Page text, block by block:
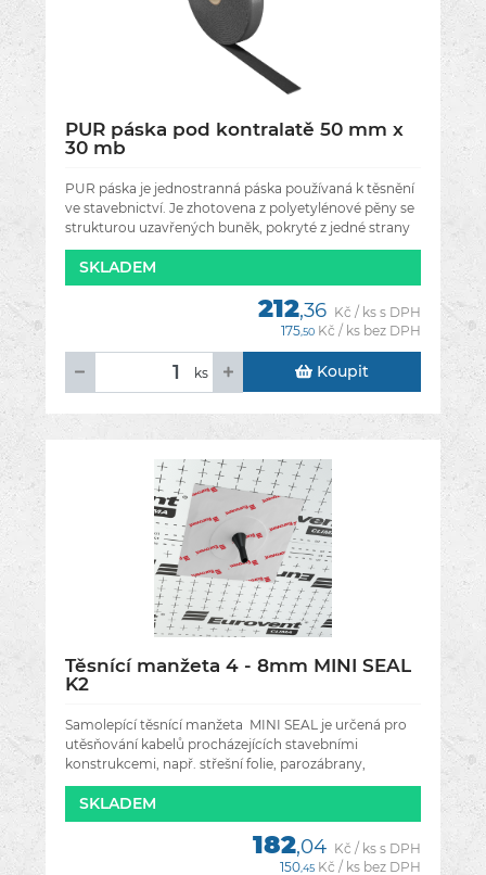
PUR páska pod kontralatě 50 mm x
30 mb
PUR páska je jednostranná páska používaná k těsnění
ve stavebnictví. Je zhotovena z polyetylénové pěny se
strukturou uzavřených buněk, pokryté z jedné strany
akrylovým disperzním
SKLADEM
212,36 Kč / ks s DPH
175,50 Kč / ks bez DPH
ks Koupit
Těsnící manžeta 4 - 8mm MINI SEAL
K2
Samolepící těsnící manžeta MINI SEAL je určená pro
utěsňování kabelů procházejících stavebními
konstrukcemi, např. střešní folie, parozábrany,
stěnami, střechou, podkrovím a
SKLADEM
182,04 Kč / ks s DPH
150,45 Kč / ks bez DPH